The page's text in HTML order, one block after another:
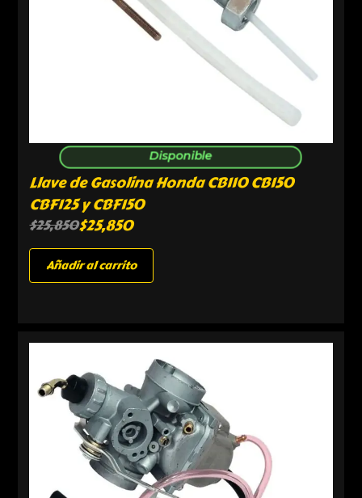
Disponible
Llave de Gasolina Honda CB110 CB150
CBF125 y CBF150
$25,850$25,850
Añadir al carrito